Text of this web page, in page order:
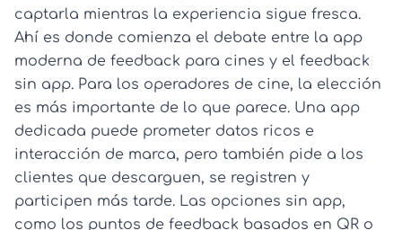
captarla mientras la experiencia sigue fresca.
Ahí es donde comienza el debate entre la app
moderna de feedback para cines y el feedback
sin app. Para los operadores de cine, la elección
es más importante de lo que parece. Una app
dedicada puede prometer datos ricos e
interacción de marca, pero también pide a los
clientes que descarguen, se registren y
participen más tarde. Las opciones sin app,
como los puntos de feedback basados en QR o